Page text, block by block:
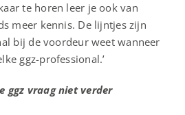
te horen leer je ook van
meer kennis. De lijntjes zijn
bij de voordeur weet wanneer
ggz-professional.’
ggz vraag niet verder